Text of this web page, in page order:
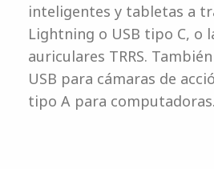
inteligentes y tabletas a
Lightning o USB tipo C, o
auriculares TRRS.
USB para cámaras de
tipo A para computadoras.